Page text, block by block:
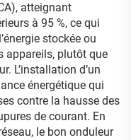
atteignant
à 95 %, ce qui
stockée ou
appareils, plutôt que
L’installation d’un
énergétique qui
contre la hausse des
de courant. En
le bon onduleur